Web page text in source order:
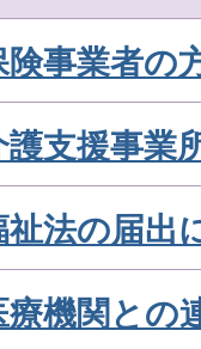
険事業者の
護支援事業
祉法の届出
療機関との